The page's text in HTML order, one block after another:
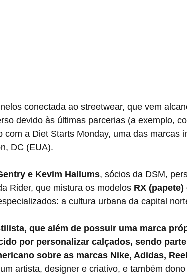
devido às últimas parcerias (a exemplo,
com a Diet Starts Monday, uma das marcas
DC (EUA).
e Kevim Hallums, sócios da DSM,
Rider, que mistura os modelos RX (papete)
a cultura urbana da capital
que além de possuir uma marca
por personalizar calçados, sendo
sobre as marcas Nike, Adidas,
artista, designer e criativo, e também